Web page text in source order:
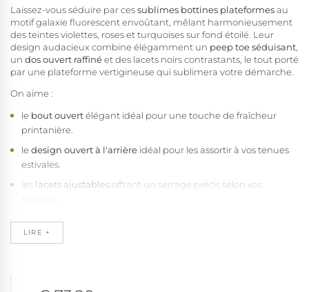
Laissez-vous séduire par cessublimes bottines plateformesau
motif galaxie fluorescent envoûtant, mêlant harmonieusement
des teintes violettes, roses et turquoises sur fond étoilé. Leur
design audacieux combine élégamment un peep toe séduisant
un dos ouvert raffinéet des lacets noirs contrastants, le tout porté
par une plateforme vertigineuse qui sublimera votre démarche.
On aime :
le bout ouvertélégant idéal pour une touche de fraîcheur
printanière.
le design ouvert à l'arrière idéal pour les assortir à vos tenues
estivales.
les lacets ajustables offrant un serrage précis selon vos
express.
talon finsophistiqué de 18 cm (7") redessinant totalement
LIRE +